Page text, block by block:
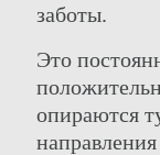
заботы.
Это
опираются